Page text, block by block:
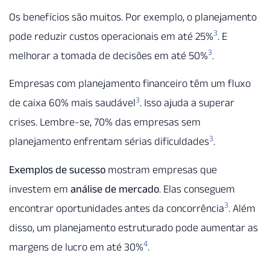
Os benefícios são muitos. Por exemplo, o planejamento
pode reduzir custos operacionais em até 25%3. E
melhorar a tomada de decisões em até 50%3.
Empresas com planejamento financeiro têm um fluxo
de caixa 60% mais saudável3. Isso ajuda a superar
crises. Lembre-se, 70% das empresas sem
planejamento enfrentam sérias dificuldades3.
Exemplos de sucesso mostram empresas que
investem em análise de mercado. Elas conseguem
encontrar oportunidades antes da concorrência3. Além
disso, um planejamento estruturado pode aumentar as
margens de lucro em até 30%4.